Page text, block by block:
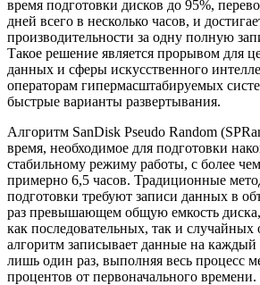
время подготовки дисков до 95%,
дней всего в несколько часов, и
производительности за одну полную
Такое решение является прорывом для
данных и сферы искусственного
операторам гипермасштабируемых
быстрые варианты развертывания.
Алгоритм SanDisk Pseudo Random
время, необходимое для подготовки
стабильному режиму работы, с более
примерно 6,5 часов. Традиционные
подготовки требуют записи данных в
раз превышающем общую емкость
как последовательных, так и
алгоритм записывает данные на каждый
лишь один раз, выполняя весь процесс
процентов от первоначального времени.